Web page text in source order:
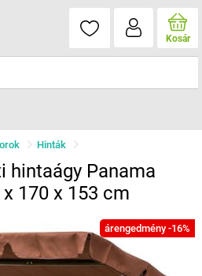
Kosár
Hinták
hintaágy Panama
170 x 153 cm
árengedmény -16%